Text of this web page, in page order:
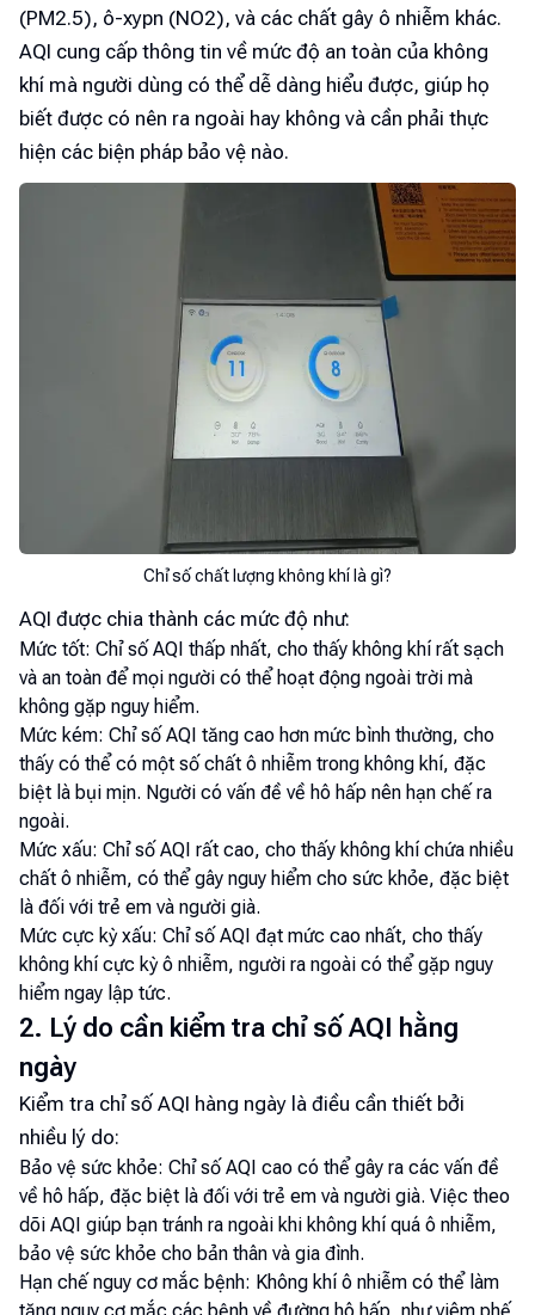
(PM2.5), ô-xypn (NO2), và các chất gây ô nhiễm khác.
AQI cung cấp thông tin về mức độ an toàn của không
khí mà người dùng có thể dễ dàng hiểu được, giúp họ
biết được có nên ra ngoài hay không và cần phải thực
hiện các biện pháp bảo vệ nào.
Chỉ số chất lượng không khí là gì?
AQI được chia thành các mức độ như:
Mức tốt: Chỉ số AQI thấp nhất, cho thấy không khí rất sạch
và an toàn để mọi người có thể hoạt động ngoài trời mà
không gặp nguy hiểm.
Mức kém: Chỉ số AQI tăng cao hơn mức bình thường, cho
thấy có thể có một số chất ô nhiễm trong không khí, đặc
biệt là bụi mịn. Người có vấn đề về hô hấp nên hạn chế ra
ngoài.
Mức xấu: Chỉ số AQI rất cao, cho thấy không khí chứa nhiều
chất ô nhiễm, có thể gây nguy hiểm cho sức khỏe, đặc biệt
là đối với trẻ em và người già.
Mức cực kỳ xấu: Chỉ số AQI đạt mức cao nhất, cho thấy
không khí cực kỳ ô nhiễm, người ra ngoài có thể gặp nguy
hiểm ngay lập tức.
2. Lý do cần kiểm tra chỉ số AQI hằng
ngày
Kiểm tra chỉ số AQI hàng ngày là điều cần thiết bởi
nhiều lý do:
Bảo vệ sức khỏe: Chỉ số AQI cao có thể gây ra các vấn đề
về hô hấp, đặc biệt là đối với trẻ em và người già. Việc theo
dõi AQI giúp bạn tránh ra ngoài khi không khí quá ô nhiễm,
bảo vệ sức khỏe cho bản thân và gia đình.
Hạn chế nguy cơ mắc bệnh: Không khí ô nhiễm có thể làm